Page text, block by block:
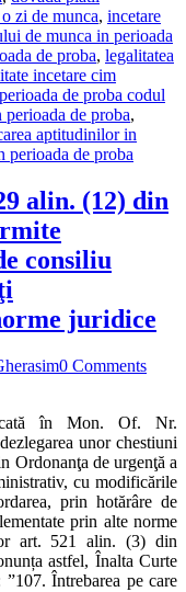
zi de munca, incetare
de munca in perioada
de proba, legalitatea
incetare cim
perioada de proba codul
de proba,
aptitudinilor in
perioada de proba
alin. (12) din
consiliu
juridice
0 Comments
în Mon. Of. Nr.
unor chestiuni
Ordonanţa de urgenţă a
cu modificările
prin hotărâre de
prin alte norme
art. 521 alin. (3) din
astfel, Înalta Curte
Întrebarea pe care